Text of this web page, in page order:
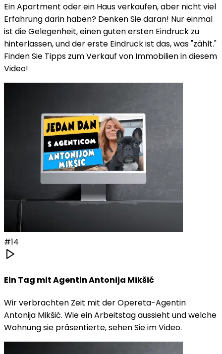
Ein Apartment oder ein Haus verkaufen, aber nicht viel
Erfahrung darin haben? Denken Sie daran! Nur einmal
ist die Gelegenheit, einen guten ersten Eindruck zu
hinterlassen, und der erste Eindruck ist das, was "zählt."
Finden Sie Tipps zum Verkauf von Immobilien in diesem
Video!
#14
Ein Tag mit Agentin Antonija Mikšić
Wir verbrachten Zeit mit der Opereta-Agentin
Antonija Mikšić. Wie ein Arbeitstag aussieht und welche
Wohnung sie präsentierte, sehen Sie im Video.